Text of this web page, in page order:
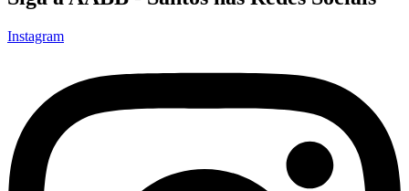
Instagram